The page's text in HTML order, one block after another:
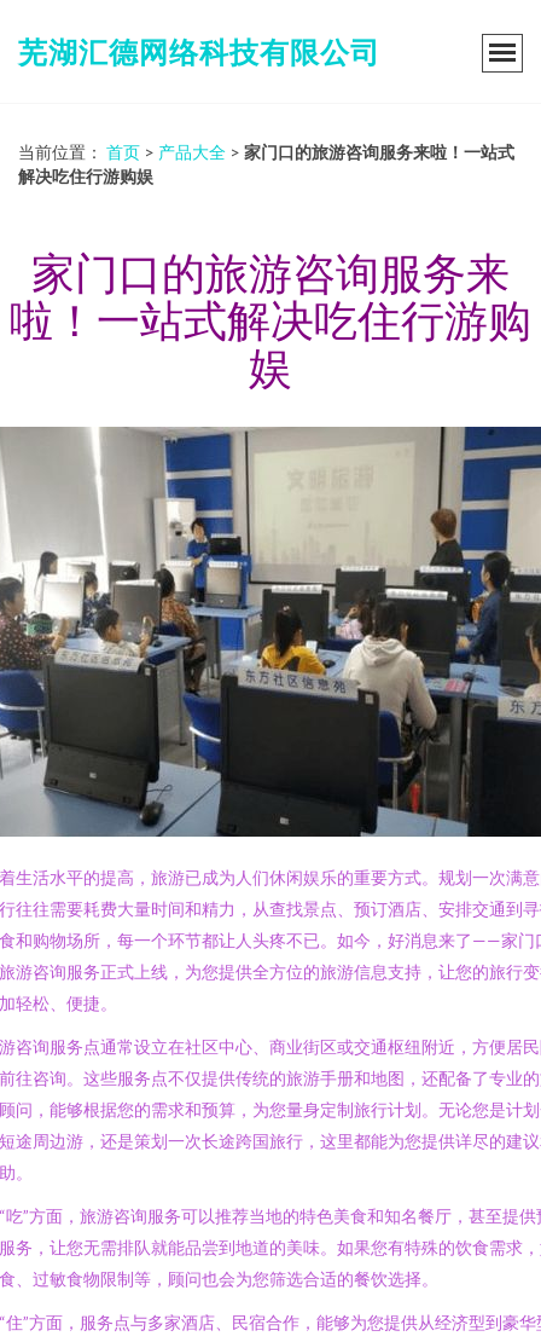
芜湖汇德网络科技有限公司
当前位置： 首页 > 产品大全 > 家门口的旅游咨询服务来啦！一站式
解决吃住行游购娱
家门口的旅游咨询服务来
啦！一站式解决吃住行游购
娱
生活水平的提高，旅游已成为人们休闲娱乐的重要方式。规划一次满
往往需要耗费大量时间和精力，从查找景点、预订酒店、安排交通到
和购物场所，每一个环节都让人头疼不已。如今，好消息来了——家门
游咨询服务正式上线，为您提供全方位的旅游信息支持，让您的旅行
轻松、便捷。
咨询服务点通常设立在社区中心、商业街区或交通枢纽附近，方便居
往咨询。这些服务点不仅提供传统的旅游手册和地图，还配备了专业
问，能够根据您的需求和预算，为您量身定制旅行计划。无论您是计
途周边游，还是策划一次长途跨国旅行，这里都能为您提供详尽的建
。
吃”方面，旅游咨询服务可以推荐当地的特色美食和知名餐厅，甚至提供
务，让您无需排队就能品尝到地道的美味。如果您有特殊的饮食需求
、过敏食物限制等，顾问也会为您筛选合适的餐饮选择。
住”方面，服务点与多家酒店、民宿合作，能够为您提供从经济型到豪华